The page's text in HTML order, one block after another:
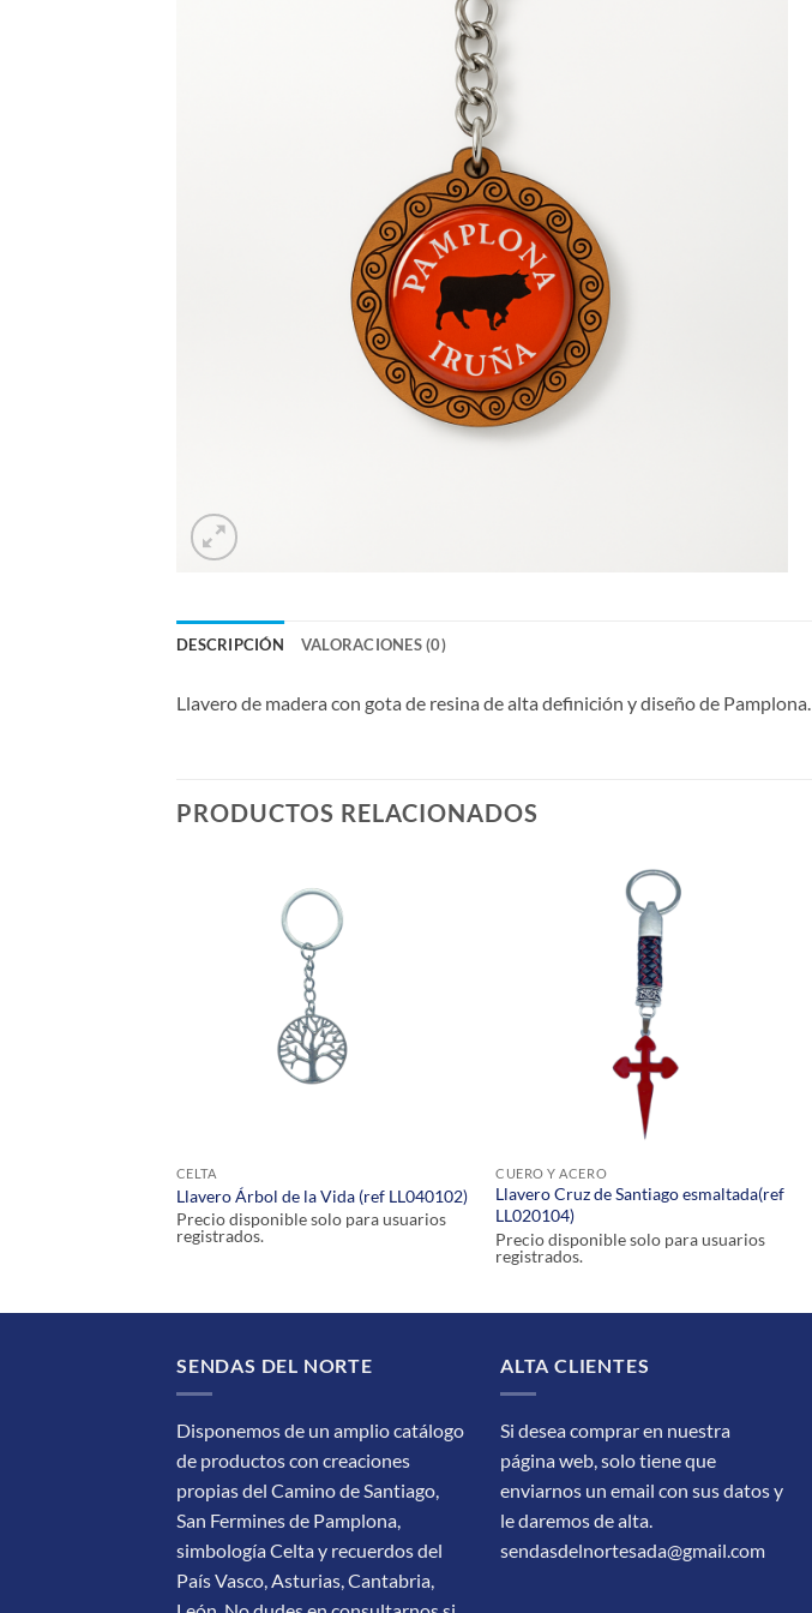
DESCRIPCIÓN VALORACIONES (0)
Llavero de madera con gota de resina de alta definición y diseño de Pamplona.
PRODUCTOS RELACIONADOS
CELTA
Llavero Árbol de la Vida (ref LL040102)
Precio disponible solo para usuarios
registrados.
CUERO Y ACERO
Llavero Cruz de Santiago esmaltada(ref
LL020104)
Precio disponible solo para usuarios
registrados.
SENDAS DEL NORTE
Disponemos de un amplio catálogo
de productos con creaciones
propias del Camino de Santiago,
San Fermines de Pamplona,
simbología Celta y recuerdos del
País Vasco, Asturias, Cantabria,
ALTA CLIENTES
Si desea comprar en nuestra
página web, solo tiene que
enviarnos un email con sus datos y
le daremos de alta.
sendasdelnortesada@gmail.com